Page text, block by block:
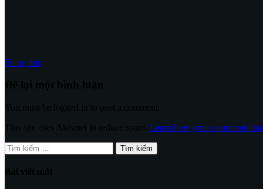
Share this
Learn how your comment
Tìm
kiếm